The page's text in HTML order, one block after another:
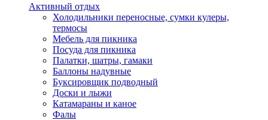
Активный отдых
Холодильники переносные, сумки кулеры,
термосы
Мебель для пикника
Посуда для пикника
Палатки, шатры, гамаки
Баллоны надувные
Буксировщик подводный
Доски и лыжи
Катамараны и каное
Фалы